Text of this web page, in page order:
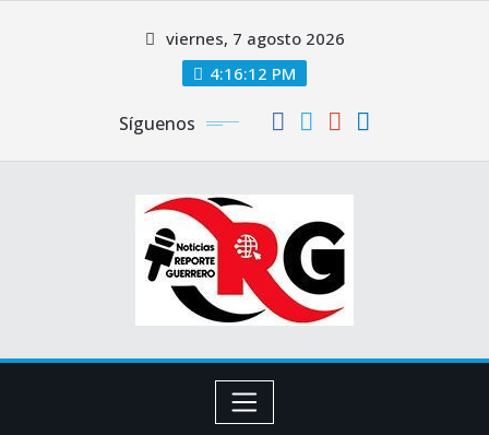
viernes, 7 agosto 2026
4:16:13 PM
Síguenos